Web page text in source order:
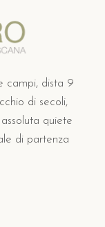
campi, dista 9
di secoli,
quiete
di partenza